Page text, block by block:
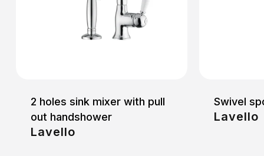
2 holes sink mixer with pull
out handshower
Lavello
Swivel
Lavello